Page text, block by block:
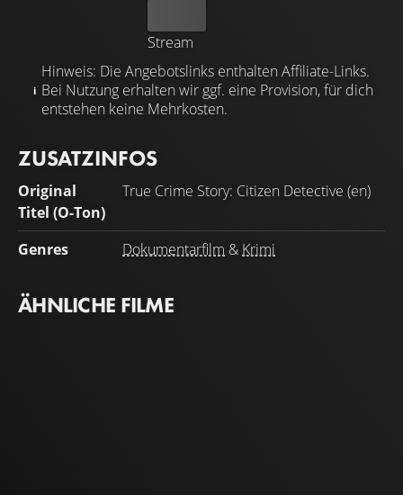
Stream
Hinweis: Die Angebotslinks enthalten Affiliate-Links.
Bei Nutzung erhalten wir ggf. eine Provision, für dich
entstehen keine Mehrkosten.
ZUSATZINFOS
Original
Titel (O-Ton)
True Crime Story: Citizen Detective (en)
Genres Dokumentarfilm & Krimi
ÄHNLICHE FILME